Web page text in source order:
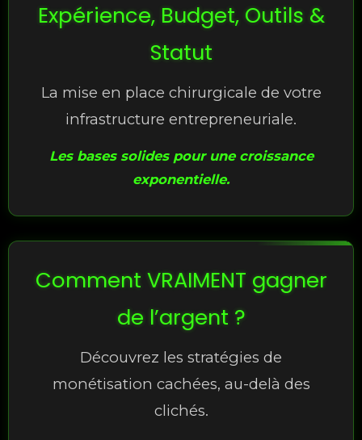
Expérience, Budget, Outils &
Statut
La mise en place chirurgicale de votre
infrastructure entrepreneuriale.
Les bases solides pour une croissance
exponentielle.
Comment VRAIMENT gagner
de l’argent ?
Découvrez les stratégies de
monétisation cachées, au-delà des
clichés.